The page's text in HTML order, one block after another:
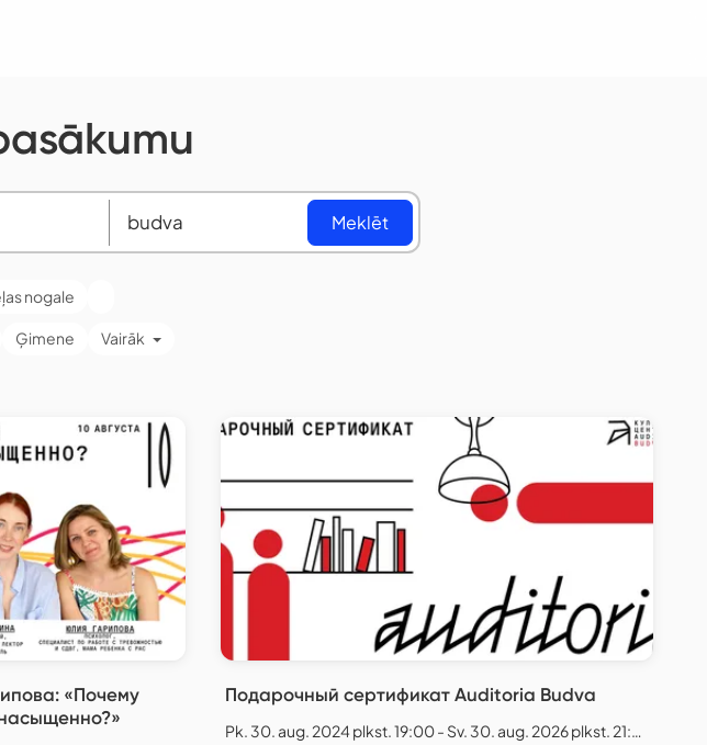
Meklēt
nogale
Ģimene Vairāk
«Почему
Подарочный сертификат Auditoria Budva
Pk. 30. aug. 2024 plkst. 19:00 - Sv. 30. aug. 2026 plkst. 21:00